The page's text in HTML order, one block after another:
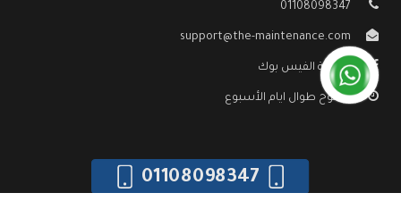
01108098347
support@the-maintenance.com
صفحة الفيس بوك
مفتوح طوال ايام الأسبوع
01108098347